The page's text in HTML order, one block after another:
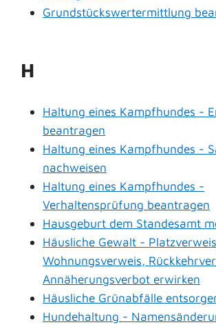
Grundstückswertermittlung
H
Haltung eines Kampfhundes -
beantragen
Haltung eines Kampfhundes -
nachweisen
Haltung eines Kampfhundes -
Verhaltensprüfung beantragen
Hausgeburt dem Standesamt
Häusliche Gewalt -
Wohnungsverweis,
Annäherungsverbot erwirken
Häusliche Grünabfälle
Hundehaltung -